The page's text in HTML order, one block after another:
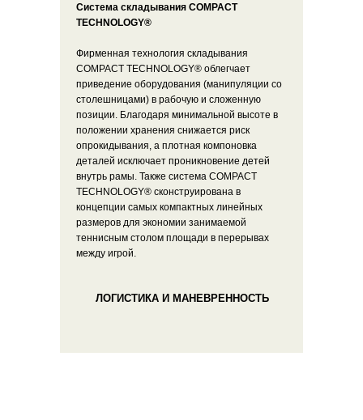
Система складывания COMPACT
TECHNOLOGY®
Фирменная технология складывания
COMPACT TECHNOLOGY® облегчает
приведение оборудования (манипуляции со
столешницами) в рабочую и сложенную
позиции. Благодаря минимальной высоте в
положении хранения снижается риск
опрокидывания, а плотная компоновка
деталей исключает проникновение детей
внутрь рамы. Также система COMPACT
TECHNOLOGY® сконструирована в
концепции самых компактных линейных
размеров для экономии занимаемой
теннисным столом площади в перерывах
между игрой.
ЛОГИСТИКА И МАНЕВРЕННОСТЬ